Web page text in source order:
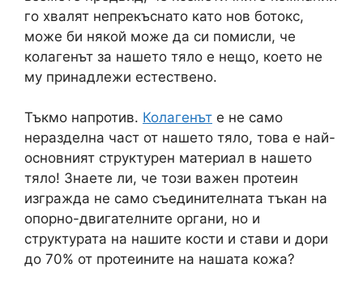
го хвалят непрекъснато като нов ботокс,
може би някой може да си помисли, че
колагенът за нашето тяло е нещо, което не
му принадлежи естествено.
Тъкмо напротив. Колагенът е не само
неразделна част от нашето тяло, това е най-
основният структурен материал в нашето
тяло! Знаете ли, че този важен протеин
изгражда не само съединителната тъкан на
опорно-двигателните органи, но и
структурата на нашите кости и стави и дори
до 70% от протеините на нашата кожа?